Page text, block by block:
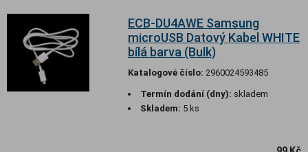
ECB-DU4AWE Samsung
microUSB Datový Kabel WHITE
bílá barva (Bulk)
Katalogové číslo: 2960024593485
Termín dodání (dny): skladem
Skladem: 5 ks